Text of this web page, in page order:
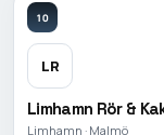
10
LR
Limhamn Rör &
Limhamn · Malmö